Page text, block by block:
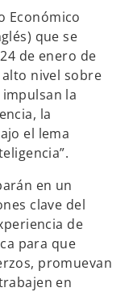
Económico
que se
de enero de
alto nivel sobre
la
la
el lema
en un
clave del
de
para que
promuevan
en